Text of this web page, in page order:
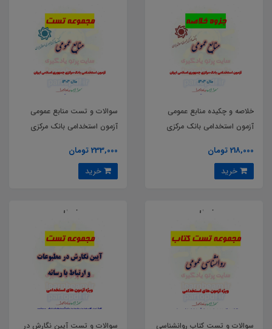
خلاصه و چکیده منابع عمومی
آزمون استخدامی بانک مرکزی
218,000 تومان
سوالات و تست منابع عمومی
آزمون استخدامی بانک مرکزی
233,000 تومان
سوالات و تست کتاب روانشناسی
سوالات و تست آیین نگارش در